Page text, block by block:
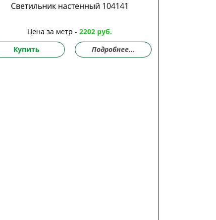
Светильник настенный 104141
Цена за метр -2202 руб.
Купить
Подробнее...